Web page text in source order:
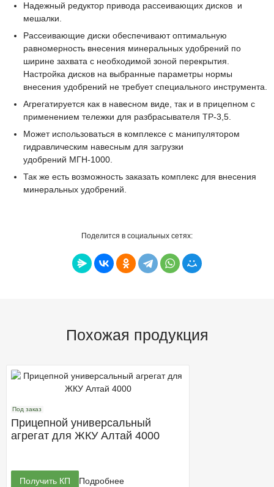
Надежный редуктор привода рассеивающих дисков и
мешалки.
Рассеивающие диски обеспечивают оптимальную
равномерность внесения минеральных удобрений по
ширине захвата с необходимой зоной перекрытия.
Настройка дисков на выбранные параметры нормы
внесения удобрений не требует специального инструмента.
Агрегатируется как в навесном виде, так и в прицепном с
применением тележки для разбрасывателя ТР-3,5.
Может использоваться в комплексе с манипулятором
гидравлическим навесным для загрузки
удобрений МГН-1000.
Так же есть возможность заказать комплекс для внесения
минеральных удобрений.
Поделится в социальных сетях:
Похожая продукция
Под заказ
Прицепной универсальный
агрегат для ЖКУ Алтай 4000
Получить КП Подробнее